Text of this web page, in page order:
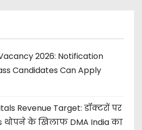
2026: Notification
Candidates Can Apply
Revenue Target: डॉक्टरों पर
थोपने के खिलाफ DMA India का